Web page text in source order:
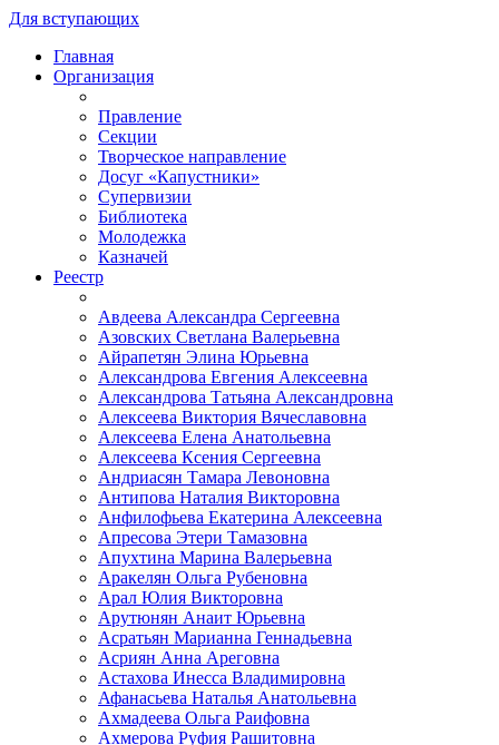
Для вступающих
Главная
Организация
Правление
Секции
Творческое направление
Досуг «Капустники»
Супервизии
Библиотека
Молодежка
Казначей
Реестр
Авдеева Александра Сергеевна
Азовских Светлана Валерьевна
Айрапетян Элина Юрьевна
Александрова Евгения Алексеевна
Александрова Татьяна Александровна
Алексеева Виктория Вячеславовна
Алексеева Елена Анатольевна
Алексеева Ксения Сергеевна
Андриасян Тамара Левоновна
Антипова Наталия Викторовна
Анфилофьева Екатерина Алексеевна
Апресова Этери Тамазовна
Апухтина Марина Валерьевна
Аракелян Ольга Рубеновна
Арал Юлия Викторовна
Арутюнян Анаит Юрьевна
Асратьян Марианна Геннадьевна
Асриян Анна Ареговна
Астахова Инесса Владимировна
Афанасьева Наталья Анатольевна
Ахмадеева Ольга Раифовна
Ахмерова Руфия Рашитовна